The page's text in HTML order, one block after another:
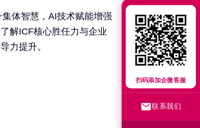
体智慧，AI技术赋能增强
解ICF核心胜任力与企业
力提升。
扫码添加企微客服
联系我们